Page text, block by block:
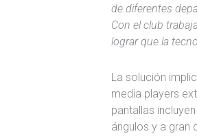
de diferentes
Con el club
lograr que la
La solución
media players
pantallas
ángulos y a gran